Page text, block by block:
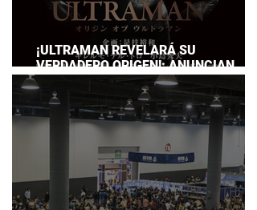
¡ULTRAMAN REVELARÁ SU
VERDADERO ORIGEN!: ANUNCIAN
DOCUMENTAL POR EL 60
ANIVERSARIO DE LA FRANQUICIA